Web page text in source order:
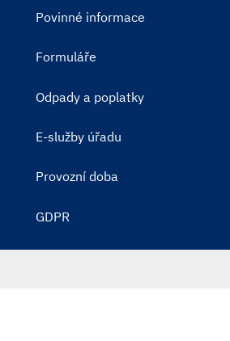
Povinné informace
Formuláře
Odpady a poplatky
E-služby úřadu
Provozní doba
GDPR